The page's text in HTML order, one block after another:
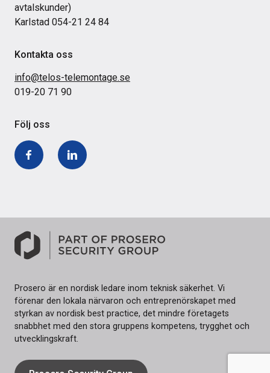
avtalskunder)
Karlstad 054-21 24 84
Kontakta oss
info@telos-telemontage.se
019-20 71 90
Följ oss
Facebook LinkedIn
Prosero är en nordisk ledare inom teknisk säkerhet. Vi
förenar den lokala närvaron och entreprenörskapet med
styrkan av nordisk best practice, det mindre företagets
snabbhet med den stora gruppens kompetens, trygghet och
utvecklingskraft.